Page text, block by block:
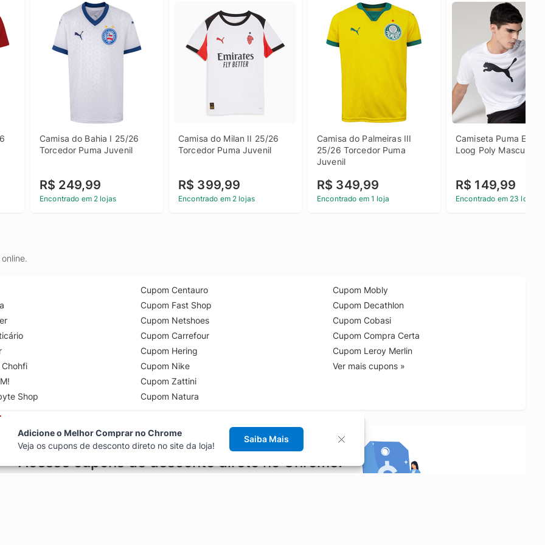
Camisa do Bahia I 25/26
Torcedor Puma Juvenil
R$ 249,99
Encontrado em 2 lojas
Camisa do Milan II 25/26
Torcedor Puma Juvenil
R$ 399,99
Encontrado em 2 lojas
Camisa do Palmeiras III
25/26 Torcedor Puma
Juvenil
R$ 349,99
Encontrado em 1 loja
Camiseta Puma Ess
Loog Poly Masculina
R$ 149,99
Encontrado em 23 lojas
Shop
Cupom Centauro
Cupom Fast Shop
Cupom Netshoes
Cupom Carrefour
Cupom Hering
Cupom Nike
Cupom Zattini
Cupom Natura
Cupom Mobly
Cupom Decathlon
Cupom Cobasi
Cupom Compra Certa
Cupom Leroy Merlin
Ver mais cupons »
Acesse cupons de desconto direto no Chrome!
Adicione o Melhor Comprar no Chrome
Veja os cupons de desconto direto no site da loja!
Saiba Mais